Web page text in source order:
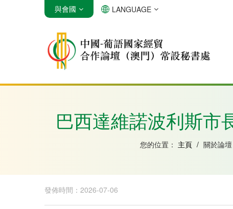
安哥拉 巴西 佛得角
與會國 LANGUAGE
巴西達維諾波利斯市
您的位置： 主頁 / 關於論壇
發佈時間：2026-07-06